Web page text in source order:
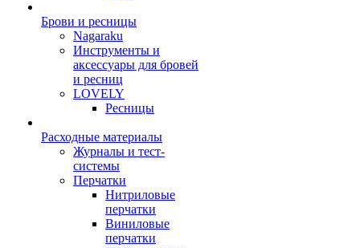
Брови и ресницы
Nagaraku
Инструменты и
аксессуары для бровей
и ресниц
LOVELY
Ресницы
Расходные материалы
Журналы и тест-
системы
Перчатки
Нитриловые
перчатки
Виниловые
перчатки